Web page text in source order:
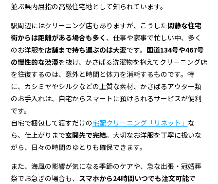
並ぶ県内屈指の高級住宅地として知られています。
駅周辺にはクリーニング店もありますが、こうした閑静な住宅
街からは距離がある場合も多く 、仕事や家事で忙しい中、多く
のお洋服を店舗まで持ち運ぶのは大変です。 国道134号や467号
の慢性的な渋滞を抜け、かさばる洗濯物を抱えてクリーニング店
を往復するのは、意外と時間と体力を消耗するものです。特
に、カシミヤやシルクなどの上質な素材、かさばるアウター類
のお手入れは、自宅からスマートに預けられるサービスが便利
です。
自宅で梱包して渡すだけの宅配クリーニング「リネット」 な
ら、仕上がりまで玄関先で完結。大切なお洋服を丁寧に扱いな
がら、日々の時間のゆとりも確保できます。
また、海風の影響が気になる季節のケアや、急な出張・冠婚葬
祭でお急ぎの場合も、 スマホから24時間いつでも注文可能で